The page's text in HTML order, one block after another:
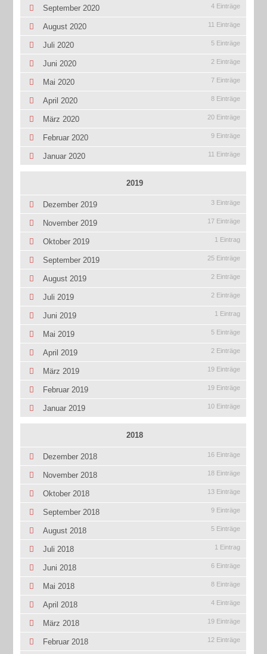
September 2020 4 Einträge
August 2020 11 Einträge
Juli 2020 5 Einträge
Juni 2020 2 Einträge
Mai 2020 7 Einträge
April 2020 8 Einträge
März 2020 20 Einträge
Februar 2020 9 Einträge
Januar 2020 11 Einträge
2019
Dezember 2019 3 Einträge
November 2019 17 Einträge
Oktober 2019 1 Eintrag
September 2019 25 Einträge
August 2019 2 Einträge
Juli 2019 2 Einträge
Juni 2019 1 Eintrag
Mai 2019 5 Einträge
April 2019 2 Einträge
März 2019 19 Einträge
Februar 2019 19 Einträge
Januar 2019 10 Einträge
2018
Dezember 2018 16 Einträge
November 2018 18 Einträge
Oktober 2018 13 Einträge
September 2018 9 Einträge
August 2018 5 Einträge
Juli 2018 1 Eintrag
Juni 2018 6 Einträge
Mai 2018 8 Einträge
April 2018 4 Einträge
März 2018 19 Einträge
Februar 2018 12 Einträge